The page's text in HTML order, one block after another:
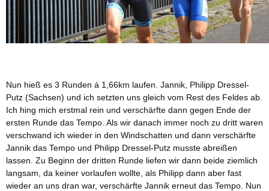
Nun hieß es 3 Runden á 1,66km laufen. Jannik, Philipp Dressel-
Putz (Sachsen) und ich setzten uns gleich vom Rest des Feldes ab.
Ich hing mich erstmal rein und verschärfte dann gegen Ende der
ersten Runde das Tempo. Als wir danach immer noch zu dritt waren
verschwand ich wieder in den Windschatten und dann verschärfte
Jannik das Tempo und Philipp Dressel-Putz musste abreißen
lassen. Zu Beginn der dritten Runde liefen wir dann beide ziemlich
langsam, da keiner vorlaufen wollte, als Philipp dann aber fast
wieder an uns dran war, verschärfte Jannik erneut das Tempo. Nun